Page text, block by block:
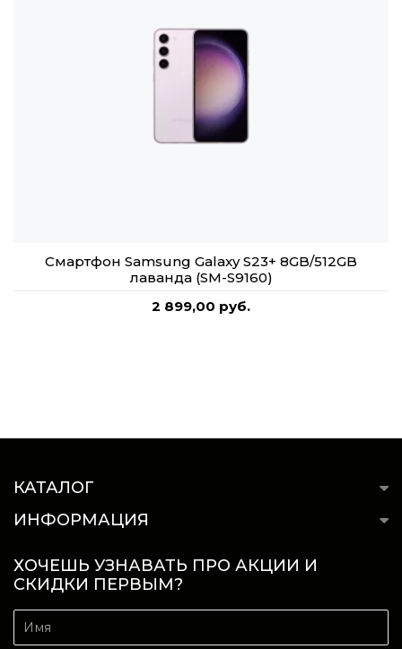
Смартфон Samsung Galaxy S23+ 8GB/512GB
лаванда (SM-S9160)
2 899,00 руб.
КАТАЛОГ
ИНФОРМАЦИЯ
ХОЧЕШЬ УЗНАВАТЬ ПРО АКЦИИ И
СКИДКИ ПЕРВЫМ?